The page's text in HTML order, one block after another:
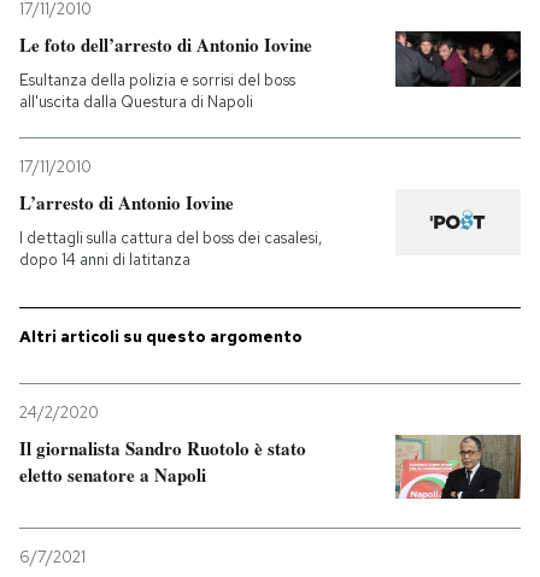
17/11/2010
Le foto dell’arresto di Antonio Iovine
Esultanza della polizia e sorrisi del boss
all'uscita dalla Questura di Napoli
17/11/2010
L’arresto di Antonio Iovine
I dettagli sulla cattura del boss dei casalesi,
dopo 14 anni di latitanza
Altri articoli su questo argomento
24/2/2020
Il giornalista Sandro Ruotolo è stato
eletto senatore a Napoli
6/7/2021